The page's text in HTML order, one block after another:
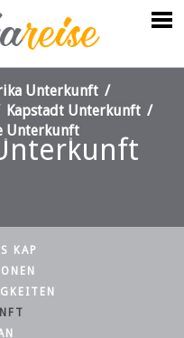
Unterkunft /
Kapstadt Unterkunft /
Unterkunft
KAP